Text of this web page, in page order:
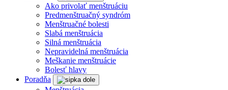
Ako privolať menštruáciu
Predmenštruačný syndróm
Menštruačné bolesti
Slabá menštruácia
Silná menštruácia
Nepravidelná menštruácia
Meškanie menštruácie
Bolesť hlavy
Poradňa